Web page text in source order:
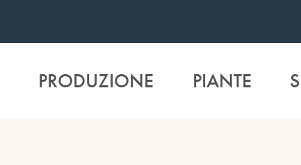
PRODUZIONE PIANTE